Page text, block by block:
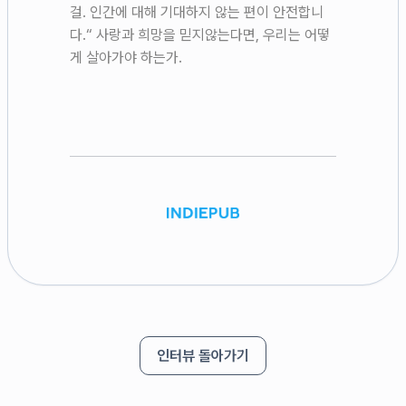
걸. 인간에 대해 기대하지 않는 편이 안전합니
다.“ 사랑과 희망을 믿지않는다면, 우리는 어떻
게 살아가야 하는가.
인터뷰 돌아가기